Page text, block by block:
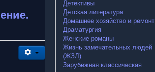
Детективы
Детская литература
Домашнее хозяйство и ремонт
Драматургия
Женские романы
Жизнь замечательных людей
(ЖЗЛ)
Зарубежная классическая